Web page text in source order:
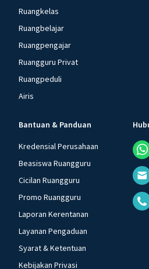
Ruangkelas
Ruangbelajar
Ruangpengajar
Ruangguru Privat
Ruangpeduli
Airis
Bantuan & Panduan
Kredensial Perusahaan
Beasiswa Ruangguru
Cicilan Ruangguru
Promo Ruangguru
Laporan Kerentanan
Layanan Pengaduan
Syarat & Ketentuan
Kebijakan Privasi